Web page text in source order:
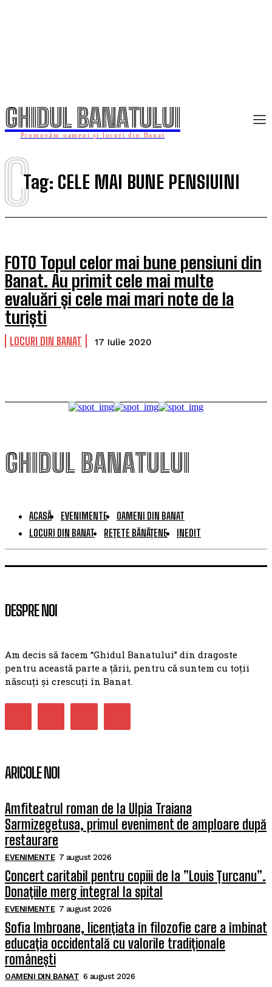
GHIDUL BANATULUI
Promovăm oameni și locuri din Banat
Tag: CELE MAI BUNE PENSIUINI
C
FOTO Topul celor mai bune pensiuni din
Banat. Au primit cele mai multe
evaluări și cele mai mari note de la
turiști
LOCURI DIN BANAT 17 Iulie 2020
GHIDUL BANATULUI
ACASĂ EVENIMENTE
OAMENI DIN BANAT
LOCURI DIN BANAT
REȚETE BĂNĂȚENE INEDIT
DESPRE NOI
Am decis să facem “Ghidul Banatului” din dragoste
pentru această parte a țării, pentru că suntem cu toții
născuți și crescuți în Banat.
ARICOLE NOI
Amfiteatrul roman de la Ulpia Traiana
Sarmizegetusa, primul eveniment de amploare după
restaurare
EVENIMENTE 7 august 2026
Concert caritabil pentru copiii de la ”Louis Țurcanu”.
Donațiile merg integral la spital
EVENIMENTE 7 august 2026
Sofia Imbroane, licențiata în filozofie care a îmbinat
educația occidentală cu valorile tradiționale
românești
OAMENI DIN BANAT 6 august 2026